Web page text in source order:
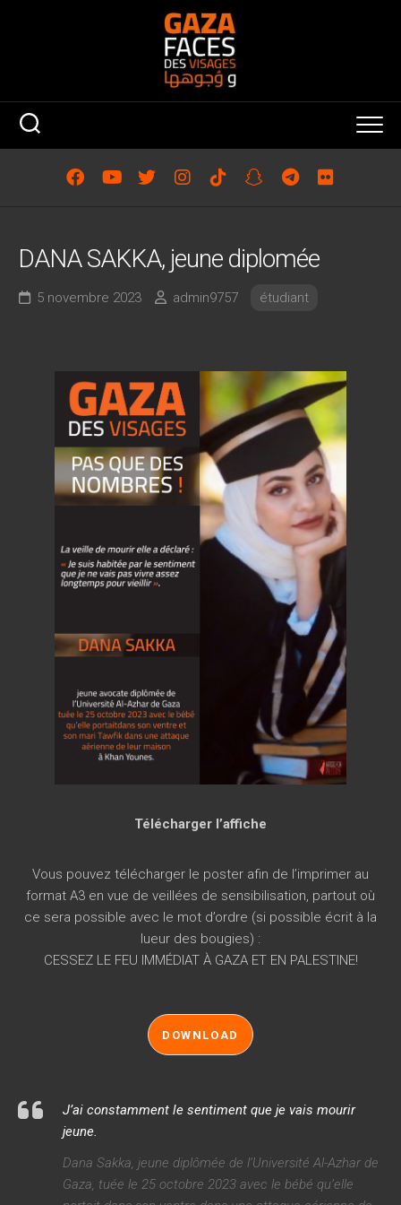
DANA SAKKA, jeune diplomée
5 novembre 2023 admin9757 étudiant
Télécharger l’affiche
Vous pouvez télécharger le poster afin de l’imprimer au
format A3 en vue de veillées de sensibilisation, partout où
ce sera possible avec le mot d’ordre (si possible écrit à la
lueur des bougies) :
CESSEZ LE FEU IMMÉDIAT À GAZA ET EN PALESTINE!
DOWNLOAD
J’ai constamment le sentiment que je vais mourir
jeune.
Dana Sakka, jeune diplômée de l’Université Al-Azhar de
Gaza, tuée le 25 octobre 2023 avec le bébé qu’elle